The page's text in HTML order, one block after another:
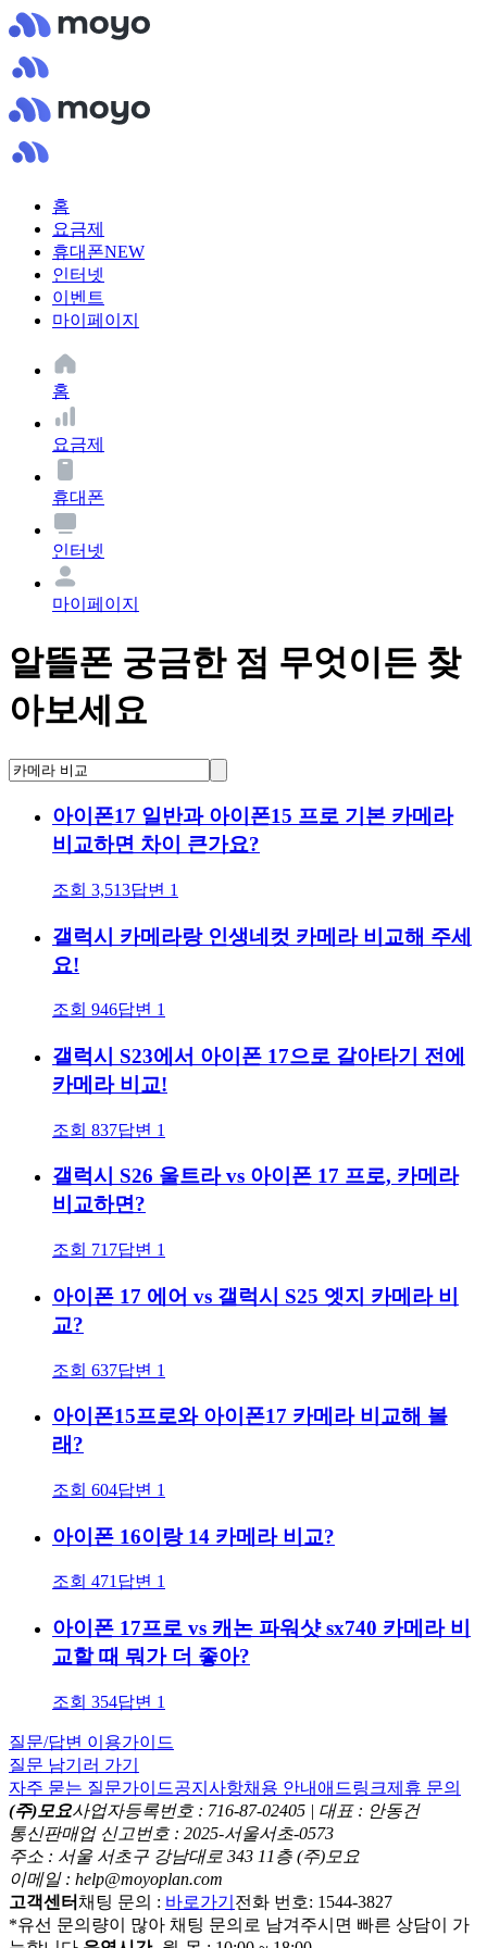
홈
요금제
휴대폰NEW
인터넷
이벤트
마이페이지
홈
요금제
휴대폰
인터넷
마이페이지
알뜰폰 궁금한 점 무엇이든 찾
아보세요
아이폰17 일반과 아이폰15 프로 기본 카메라
비교하면 차이 큰가요?
조회 3,513답변 1
갤럭시 카메라랑 인생네컷 카메라 비교해 주세
요!
조회 946답변 1
갤럭시 S23에서 아이폰 17으로 갈아타기 전에
카메라 비교!
조회 837답변 1
갤럭시 S26 울트라 vs 아이폰 17 프로, 카메라
비교하면?
조회 717답변 1
아이폰 17 에어 vs 갤럭시 S25 엣지 카메라 비
교?
조회 637답변 1
아이폰15프로와 아이폰17 카메라 비교해 볼
래?
조회 604답변 1
아이폰 16이랑 14 카메라 비교?
조회 471답변 1
아이폰 17프로 vs 캐논 파워샷 sx740 카메라 비
교할 때 뭐가 더 좋아?
조회 354답변 1
질문/답변 이용가이드
질문 남기러 가기
자주 묻는 질문가이드공지사항채용 안내 애드링크제휴 문의
(주)모요사업자등록번호 : 716-87-02405 | 대표 : 안동건
통신판매업 신고번호 : 2025-서울서초-0573
주소 : 서울 서초구 강남대로 343 11층 (주)모요
이메일 : help@moyoplan.com
고객센터 채팅 문의 : 바로가기 전화 번호: 1544-3827
*유선 문의량이 많아 채팅 문의로 남겨주시면 빠른 상담이 가